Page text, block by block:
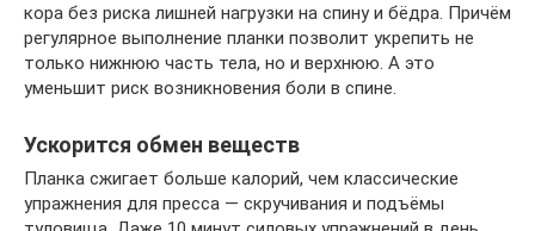
кора без риска лишней нагрузки на спину и бёдра. Причём
регулярное выполнение планки позволит укрепить не
только нижнюю часть тела, но и верхнюю. А это
уменьшит риск возникновения боли в спине.
Ускорится обмен веществ
Планка сжигает больше калорий, чем классические
упражнения для пресса — скручивания и подъёмы